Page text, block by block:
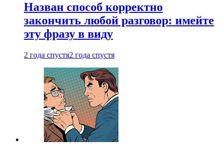
Назван способ корректно
закончить любой разговор: имейте
эту фразу в виду
2 года спустя2 года спустя